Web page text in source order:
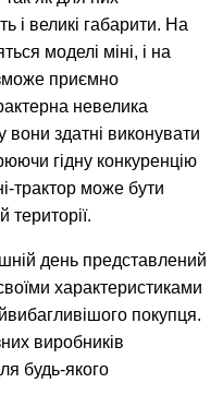
і великі габарити. На
моделі міні, і на
приємно
невелика
вони здатні виконувати
гідну конкуренцію
трактор може бути
території.
день представлений
характеристиками
покупця.
виробників
будь-якого